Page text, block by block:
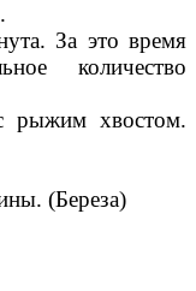
За это время
количество
рыжим хвостом.
(Береза)